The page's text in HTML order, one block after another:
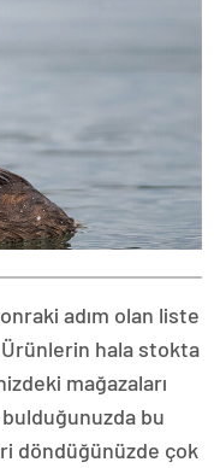
adım olan liste
hala stokta
mağazaları
bu
döndüğünüzde çok